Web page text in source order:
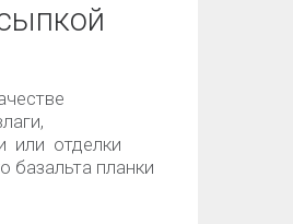
или отделки
базальта планки